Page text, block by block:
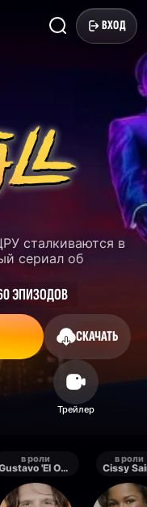
ВХОД
сталкиваются в
сериал об
ЭПИЗОДОВ
СКАЧАТЬ
в роли
Gustavo 'El Oso' Zapata
в роли
Cissy